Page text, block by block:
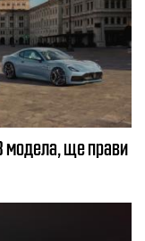
модела, ще прави